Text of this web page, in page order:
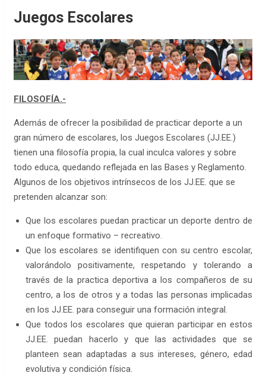
Juegos Escolares
FILOSOFÍA.-
Además de ofrecer la posibilidad de practicar deporte a un
gran número de escolares, los Juegos Escolares (JJ.EE.)
tienen una filosofía propia, la cual inculca valores y sobre
todo educa, quedando reflejada en las Bases y Reglamento.
Algunos de los objetivos intrínsecos de los JJ.EE. que se
pretenden alcanzar son:
Que los escolares puedan practicar un deporte dentro de
un enfoque formativo – recreativo.
Que los escolares se identifiquen con su centro escolar,
valorándolo positivamente, respetando y tolerando a
través de la practica deportiva a los compañeros de su
centro, a los de otros y a todas las personas implicadas
en los JJ.EE. para conseguir una formación integral.
Que todos los escolares que quieran participar en estos
JJ.EE. puedan hacerlo y que las actividades que se
planteen sean adaptadas a sus intereses, género, edad
evolutiva y condición física.